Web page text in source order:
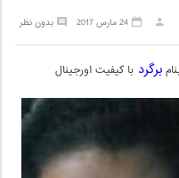
بدون نظر 24 مارس 2017
برگردبا کیفیت اورجینال